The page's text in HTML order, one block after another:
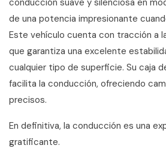
de una potencia impresionante
Este vehículo cuenta con tracción a
que garantiza una excelente
cualquier tipo de superficie. Su caja
facilita la conducción, ofreciendo
precisos.
En definitiva, la conducción es una
gratificante.